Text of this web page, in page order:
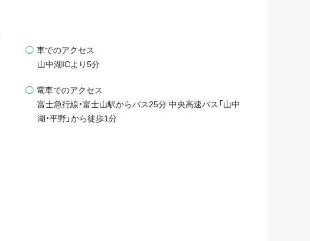
◯ 車でのアクセス
山中湖ICより5分
◯ 電車でのアクセス
富士急行線・富士山駅からバス25分 中央高速バス「山中
湖・平野」から徒歩1分